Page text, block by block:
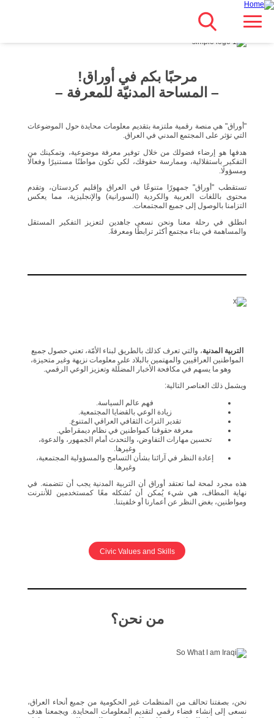
انتقل
مرحبًا بكم في أوراق!
– المساحة المدنيّة للمعرفة –
"أوراق" هي منصة رقمية ملتزمة بتقديم معلومات محايدة حول الموضوعات
التي تؤثر على المجتمع المدني في العراق.
هدفها هو إرضاء فضولك من خلال توفير معرفة موضوعية، وتمكينك من
التفكير باستقلالية، وممارسة حقوقك، لكي تكون مواطنًا مستنيرًا وفعالًا
ومسؤولًا.
تستقطب "أوراق" جمهورًا متنوعًا في العراق وإقليم كردستان، وتقدم
محتوى باللغات العربية والكردية (السورانية) والإنجليزية، مما يعكس
التزامنا بالوصول إلى جميع المجتمعات.
انطلق في رحلة معنا ونحن نسعى جاهدين لتعزيز التفكير المستقل
والمساهمة في بناء مجتمع أكثر ترابطًا ومعرفةً.
التربية المدنية، والتي تعرف كذلك بالطريق لبناء الأمّة، تعني حصول جميع
المواطنين العراقيين والمهتمين بالبلاد على معلومات نزيهة وغير متحيزة،
وهو ما يسهم في مكافحة الأخبار المضلّلة وتعزيز الوعي الرقمي.
ويشمل ذلك العناصر التالية:
فهم عالم السياسة.
زيادة الوعي بالقضايا المجتمعية.
تقدير التراث الثقافي العراقي المتنوع.
معرفة حقوقنا كمواطنين في نظام ديمقراطي.
تحسين مهارات التفاوض، والتحدث أمام الجمهور، والدعوة،
وغيرها.
إعادة النظر في آرائنا بشأن التسامح والمسؤولية المجتمعية،
وغيرها.
هذه مجرد لمحة لما تعتقد أوراق أن التربية المدنية يجب أن تتضمنه. في
نهاية المطاف، هي شيء يُمكن أن نُشكله معًا كمستخدمين للأنترنت
ومواطنين، بغض النظر عن أعمارنا أو خلفيتنا.
Civic Values and Skills
من نحن؟
نحن، بصفتنا تحالف من المنظمات غير الحكومية من جميع أنحاء العراق،
نسعى إلى إنشاء فضاء رقمي لتقديم المعلومات المحايدة. ويجمعنا هدف